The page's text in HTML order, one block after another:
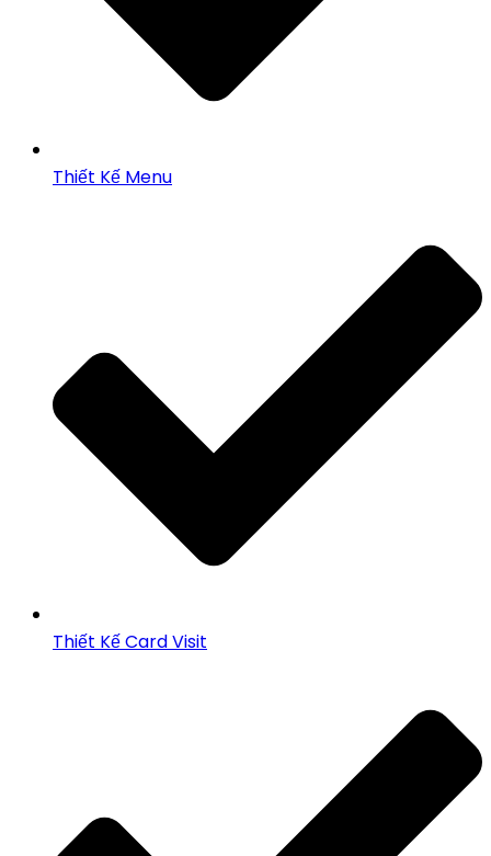
Thiết Kế Menu
Thiết Kế Card Visit